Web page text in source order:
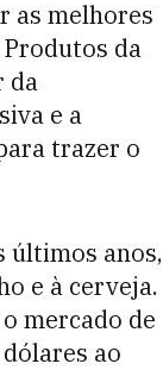
as melhores
da
da
e a
trazer o
últimos anos,
e à cerveja.
mercado de
ao